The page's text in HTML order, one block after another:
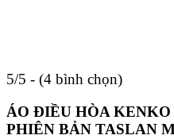
5/5 - (4 bình chọn)
ÁO ĐIỀU HÒA KENKO
PHIÊN BẢN TASLAN